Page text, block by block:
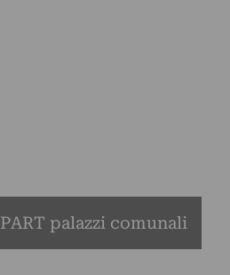
PART palazzi comunali